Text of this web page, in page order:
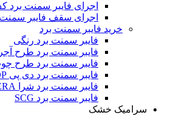
اجرای فایبر سمنت برد
اجرای سقف فایبر سمنت
خرید فایبر سمنت برد
فایبر سمنت برد رنگی
فایبر سمنت برد طرح آجر
فایبر سمنت برد طرح
فایبر سمنت برد دی پی DP
فایبر سمنت برد شرا SHERA
فایبر سمنت برد SCG
سرامیک خشک